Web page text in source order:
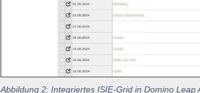
Abbildung 2: Integriertes ISIE-Grid in Domino Leap